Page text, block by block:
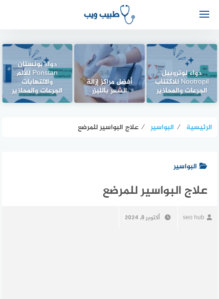
دواء نوتروبيل
Nootropil للاكتئاب
الجرعات والمحاذير
أفضل مراكز إزالة
الشعر بالليزر
دواء بونستان
Ponstan للألم
والالتهابات
الجرعات والمحاذير
الرئيسية ⁄ البواسير ⁄ علاج البواسير للمرضع
البواسير
علاج البواسير للمرضع
seo hub أكتوبر 8, 2024